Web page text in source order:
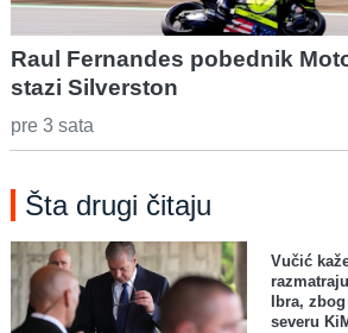
Raul Fernandes pobednik
stazi Silverston
pre 3 sata
Šta drugi čitaju
Vučić
Ibra,
severu